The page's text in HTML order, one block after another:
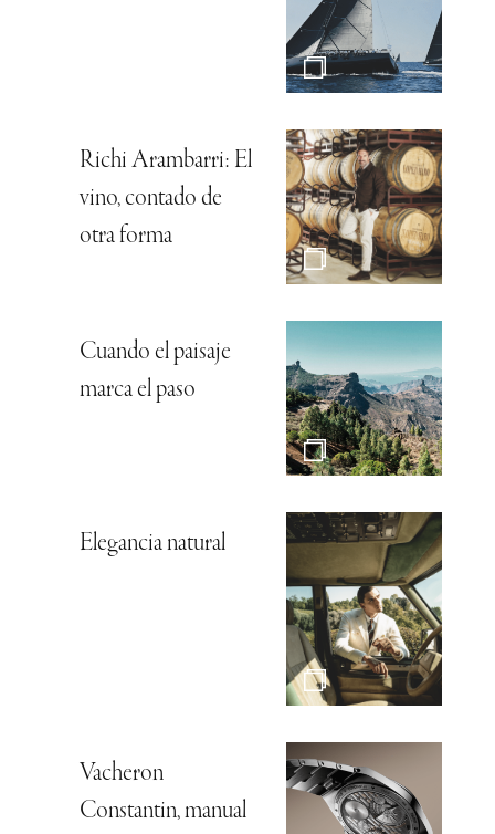
Richi Arambarri: El
vino, contado de
otra forma
Cuando el paisaje
marca el paso
Elegancia natural
Vacheron
Constantin, manual